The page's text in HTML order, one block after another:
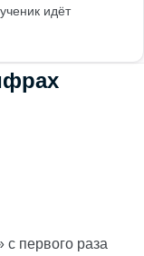
идёт
первого раза